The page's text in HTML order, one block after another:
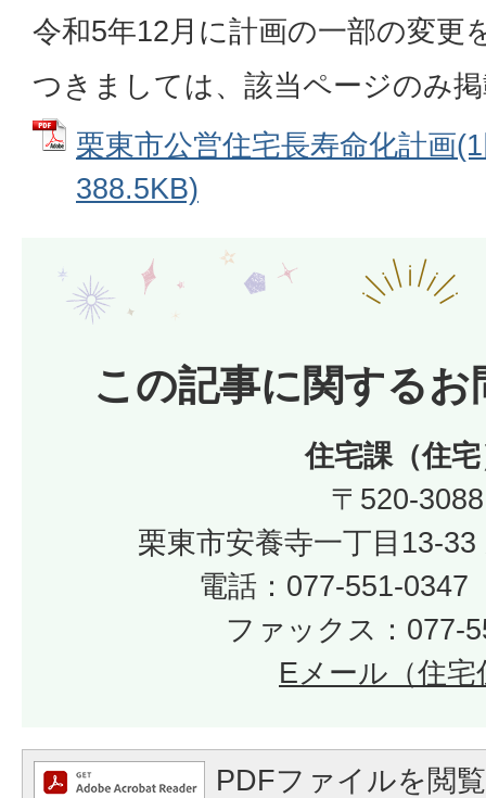
令和5年12月に計画の一部の変更
つきましては、該当ページのみ
栗東市公営住宅長寿命化計画
388.5KB)
この記事に関するお
住宅課（住
〒520-3088
栗東市安養寺一丁目13-
電話：077-551-0347
ファックス：077-
Eメール（住宅
PDFファイルを閲